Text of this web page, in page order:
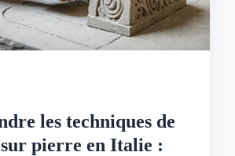
les techniques de
pierre en Italie :